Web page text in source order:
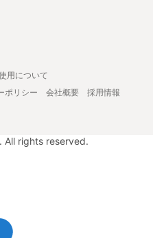
用について
ポリシー 会社概要
採用情報
All rights reserved.